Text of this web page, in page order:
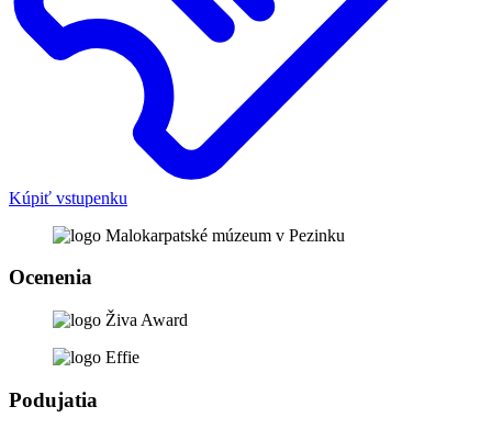
Kúpiť vstupenku
Ocenenia
Podujatia